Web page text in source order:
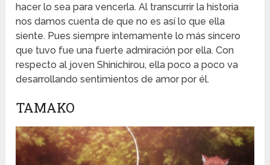
hacer lo sea para vencerla. Al transcurrir la historia
nos damos cuenta de que no es así lo que ella
siente. Pues siempre internamente lo más sincero
que tuvo fue una fuerte admiración por ella. Con
respecto al joven Shinichirou, ella poco a poco va
desarrollando sentimientos de amor por él.
TAMAKO